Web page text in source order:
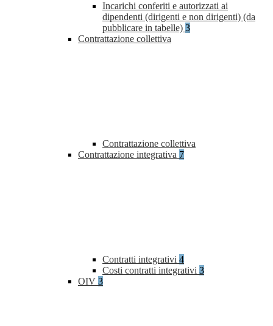
Incarichi conferiti e autorizzati ai
dipendenti (dirigenti e non dirigenti) (da
pubblicare in tabelle) 3
Contrattazione collettiva
Contrattazione collettiva
Contrattazione integrativa 7
Contratti integrativi 4
Costi contratti integrativi 3
OIV 3